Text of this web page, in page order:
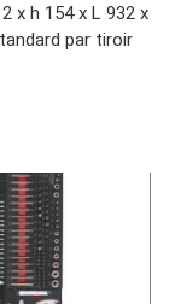
x h 154 x L 932 x
par tiroir